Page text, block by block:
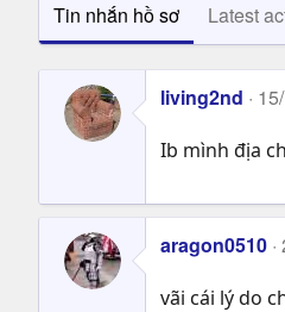
Tin nhắn hồ sơ Latest
living2nd
Ib mình địa
aragon0510
vãi cái lý do